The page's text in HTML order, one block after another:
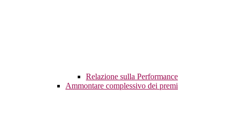
Relazione sulla Performance
Ammontare complessivo dei premi